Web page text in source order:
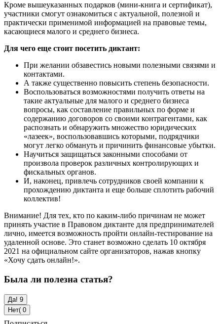
Кроме вышеуказанных подарков (мини-книга и сертификат),
участники смогут ознакомиться с актуальной, полезной и
практически применимой информацией на правовые темы,
касающиеся малого и среднего бизнеса.
Для чего еще стоит посетить диктант:
При желании обзавестись новыми полезными связями и
контактами.
А также существенно повысить степень безопасности.
Воспользоваться возможностями получить ответы на
такие актуальные для малого и среднего бизнеса
вопросы, как составление правильных по форме и
содержанию договоров со своими контрагентами, как
распознать и обнаружить множество юридических
«лазеек», воспользовавшись которыми, подрядчики
могут легко обмануть и причинить финансовые убытки.
Научиться защищаться законными способами от
произвола проверок различных контролирующих и
фискальных органов.
И, наконец, привлечь сотрудников своей компании к
прохождению диктанта и еще больше сплотить рабочий
коллектив!
Внимание! Для тех, кто по каким-либо причинам не может
принять участие в Правовом диктанте для предпринимателей
лично, имеется возможность пройти онлайн-тестирование на
удаленной основе. Это станет возможно сделать 10 октября
2021 на официальном сайте организаторов, нажав кнопку
«Хочу сдать онлайн!».
Была ли полезна статья?
Да! 9
Нет( 0